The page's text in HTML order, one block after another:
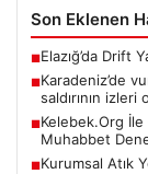
Son Eklenen
■Elazığ’da Drift
■Karadeniz’de
saldırının izleri
■Kelebek.Org
Muhabbet
■Kurumsal Atık